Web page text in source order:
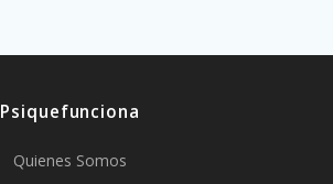
Psiquefunciona
Quienes Somos